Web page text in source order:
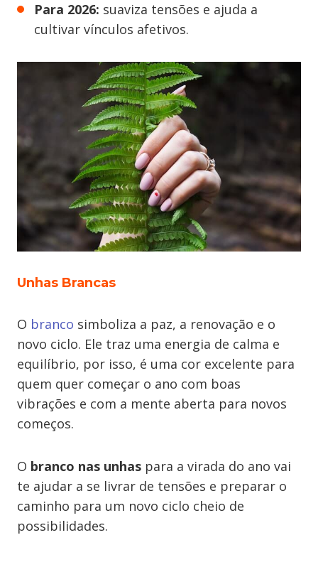
Para 2026: suaviza tensões e ajuda a
cultivar vínculos afetivos.
Unhas Brancas
O branco simboliza a paz, a renovação e o
novo ciclo. Ele traz uma energia de calma e
equilíbrio, por isso, é uma cor excelente para
quem quer começar o ano com boas
vibrações e com a mente aberta para novos
começos.
O branco nas unhas para a virada do ano vai
te ajudar a se livrar de tensões e preparar o
caminho para um novo ciclo cheio de
possibilidades.